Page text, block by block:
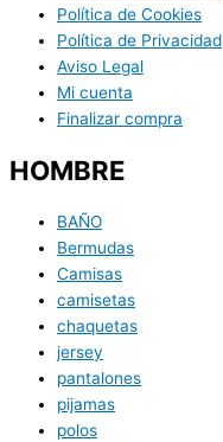
Política de Cookies
Política de Privacidad
Aviso Legal
Mi cuenta
Finalizar compra
HOMBRE
BAÑO
Bermudas
Camisas
camisetas
chaquetas
jersey
pantalones
pijamas
polos